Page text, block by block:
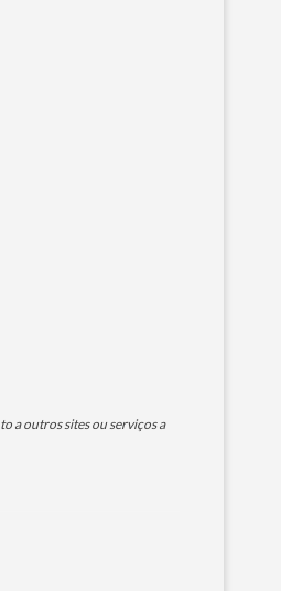
a outros sites ou serviços a